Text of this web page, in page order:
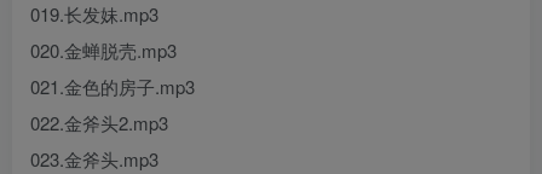
019.长发妹.mp3
020.金蝉脱壳.mp3
021.金色的房子.mp3
022.金斧头2.mp3
023.金斧头.mp3